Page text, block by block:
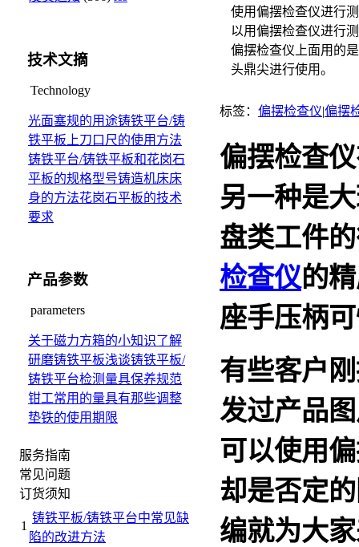
技术文摘
Technology
光面塞规的用途铸铁平台/铸
铁平板上刀口尺的使用方法
铸铁平台/铸铁平板和花岗石
平板的规格型号铸造机床床
身的方法花岗石平板的技术
要求
产品参数
parameters
关于磁力方箱的小知识了解
研磨铸铁平板浅谈铸铁平板/
铸铁平台检测量具保养规范
钳工常用的量具有那些调整
垫铁的使用期限
服务指南
常见问题
订货须知
1
铸铁平板/铸铁平台中常见缺
陷的改进方法
使用偏摆检查仪进行
以用偏摆检查仪进行
偏摆检查仪上面用的
头鼎尖进行使用。
标签： 偏摆检查仪|偏摆
偏摆检查仪
另一种是
盘类工件
检查仪的
座手压柄
有些客户
发过产品
可以使用
却是否定
编就为大